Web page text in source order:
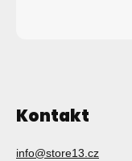
Kontakt
info@store13.cz